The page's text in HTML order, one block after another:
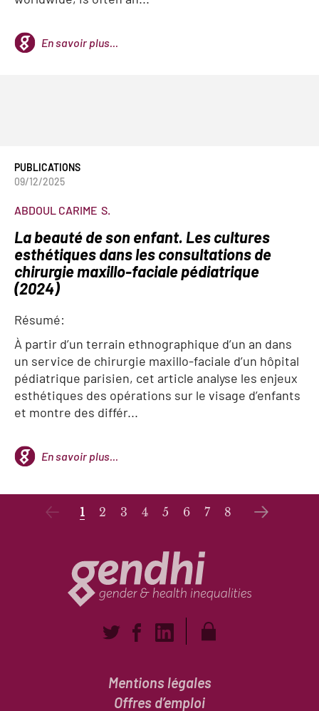
En savoir plus...
PUBLICATIONS
09/12/2025
ABDOUL CARIME S.
La beauté de son enfant. Les cultures
esthétiques dans les consultations de
chirurgie maxillo-faciale pédiatrique
(2024)
Résumé:
À partir d’un terrain ethnographique d’un an dans
un service de chirurgie maxillo-faciale d’un hôpital
pédiatrique parisien, cet article analyse les enjeux
esthétiques des opérations sur le visage d’enfants
et montre des différ...
En savoir plus...
1 2 3 4 5 6 7 8
Mentions légales
Offres d’emploi